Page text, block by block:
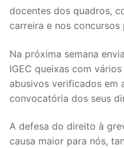
docentes dos quadros,
carreira e nos
Na próxima semana
IGEC queixas com
abusivos verificados em
convocatória dos seus
A defesa do direito à
causa maior para nós,